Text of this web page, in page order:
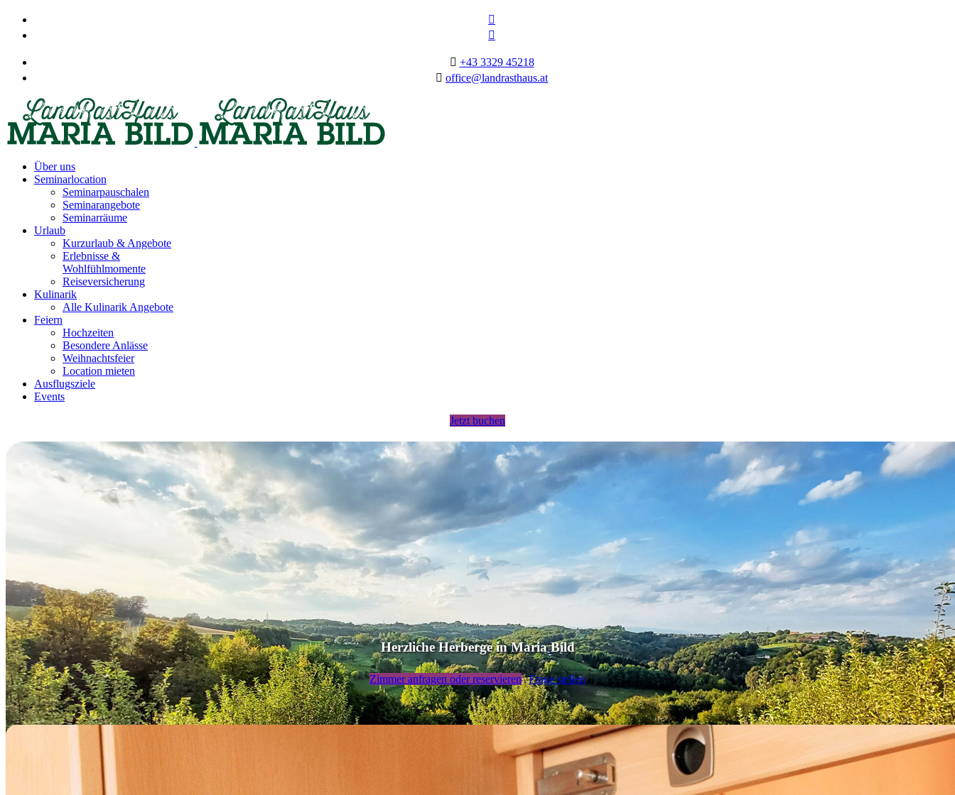
+43 3329 45218
office@landrasthaus.at
Über uns
Seminarlocation
Seminarpauschalen
Seminarangebote
Seminarräume
Urlaub
Kurzurlaub & Angebote
Erlebnisse &
Wohlfühlmomente
Reiseversicherung
Kulinarik
Alle Kulinarik Angebote
Feiern
Hochzeiten
Besondere Anlässe
Weihnachtsfeier
Location mieten
Ausflugsziele
Events
Jetzt buchen
Herzliche Herberge in Maria Bild
Zimmer anfragen oder reservieren Frage stellen